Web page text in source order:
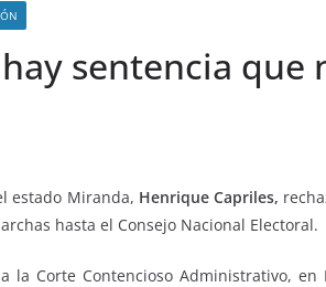
sentencia que
estado Miranda, Henrique Capriles,
hasta el Consejo Nacional Electoral.
la Corte Contencioso Administrativo,